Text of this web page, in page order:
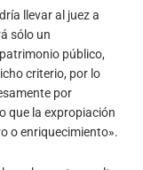
llevar al juez a
sólo un
público,
criterio, por lo
por
que la expropiación
o enriquecimiento».